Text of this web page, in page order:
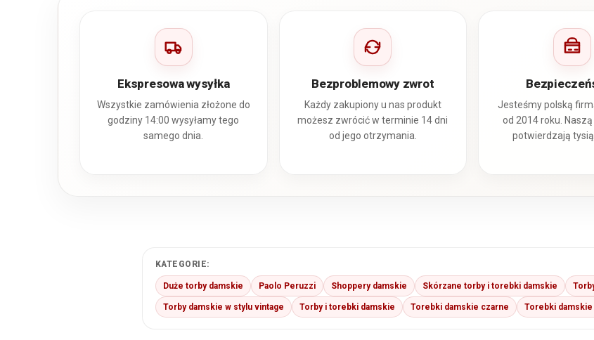
Ekspresowa wysyłka
Wszystkie zamówienia złożone do
godziny 14:00 wysyłamy tego
samego dnia.
Bezproblemowy zwrot
Każdy zakupiony u nas produkt
możesz zwrócić w terminie 14 dni
od jego otrzymania.
Jesteśmy polską
od 2014 roku.
potwierdzają
KATEGORIE:
Duże torby damskie Paolo Peruzzi Shoppery damskie Skórzane torby i torebki damskie
Torby damskie w stylu vintage Torby i torebki damskie Torebki damskie czarne Torebki damskie